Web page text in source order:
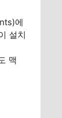
에
설치
맥